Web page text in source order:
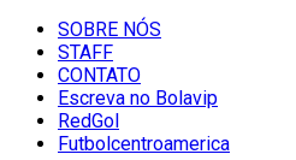
SOBRE NÓS
STAFF
CONTATO
Escreva no Bolavip
RedGol
Futbolcentroamerica